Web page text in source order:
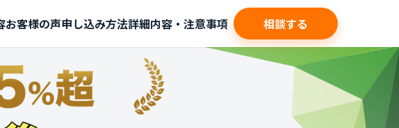
お客様の声申し込み方法詳細内容・注意事項 相談する